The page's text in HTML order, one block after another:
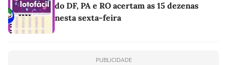
do DF, PA e RO acertam as 15 dezenas
nesta sexta-feira
PUBLICIDADE